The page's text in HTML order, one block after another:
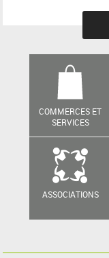
COMMERCES ET
SERVICES
ASSOCIATIONS